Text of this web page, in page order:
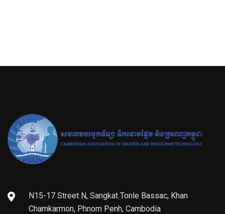
N15-17 Street N, Sangkat Tonle Bassac, Khan
Chamkarmon, Phnom Penh, Cambodia